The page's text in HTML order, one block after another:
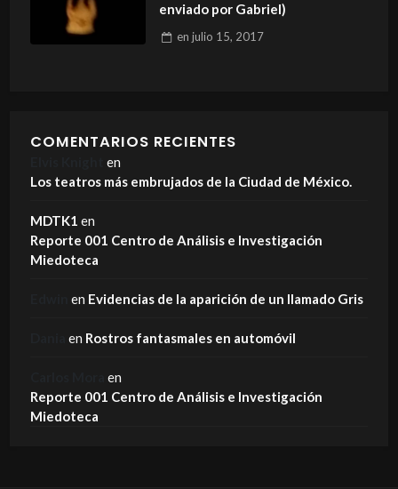
enviado por Gabriel)
en julio 15, 2017
COMENTARIOS RECIENTES
en
Los teatros más embrujados de la Ciudad de México.
MDTK1 en
Reporte 001 Centro de Análisis e Investigación
Miedoteca
en Evidencias de la aparición de un llamado Gris
en Rostros fantasmales en automóvil
en
Reporte 001 Centro de Análisis e Investigación
Miedoteca